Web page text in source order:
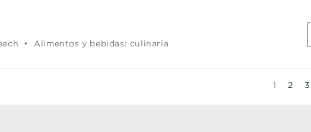
• Alimentos y bebidas: culinaria
Página
1 2 3